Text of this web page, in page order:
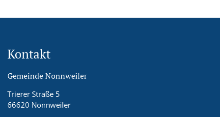
Kontakt
Gemeinde Nonnweiler
Trierer Straße 5
66620 Nonnweiler